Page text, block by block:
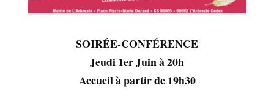
SOIRÉE-CONFÉRENCE
Jeudi 1er Juin à 20h
Accueil à partir de 19h30